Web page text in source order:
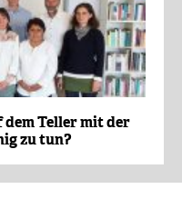
dem Teller mit der
zu tun?